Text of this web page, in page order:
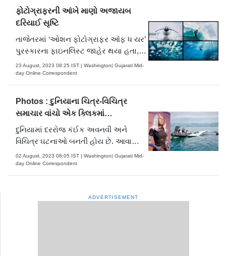
પાછલી સદીમાં તેની ફિલ્મોને ઇન્સ્પાયર કરી
છે. આ સ્થાનો અને પ્રોડક્.....
ફોટોગ્રાફરની આંખે માણો અજાયબ
દરિયાઈ સૃષ્ટિ
તાજેતરમાં ‘ઓશન ફોટોગ્રાફર ઑફ ધ યર’
પુરસ્કારના ફાઇનલિસ્ટ જાહેર થયા હતા,
જેમાં કાચબાના બચ્ચાથી માંડીને એક ડૂબી
ગયેલા પૅસેન્જર પ્લેનની ભૂતિયા તસવીર પણ
હતી. આપણા પૃથ્વીરૂપી સુંદર વાદળી રંગના
ગ્રહની દુર્દશાનું પણ અહીં વર્ણન છે. આ
સ્પર્ધાને વાઇ.....
23 August, 2023 08:25 IST | Washington| Gujarati Mid-
day Online Correspondent
Photos : દુનિયાના ચિત્ર-વિચિત્ર
સમાચાર વાંચો એક ક્લિકમાં…
દુનિયામાં દરરોજ કંઈક અવનવી અને
વિચિત્ર ઘટનાઓ બનતી હોય છે. આવા
અનેક ચિત્ર-વિચિત્ર સમાચાર વાંચો
અહીં…
02 August, 2023 08:05 IST | Washington| Gujarati Mid-
day Online Correspondent
ADVERTISEMENT